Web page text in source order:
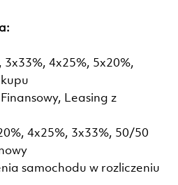
4x25%, 5x20%,
Leasing z
4x25%, 3x33%, 50/50
samochodu w rozliczeniu